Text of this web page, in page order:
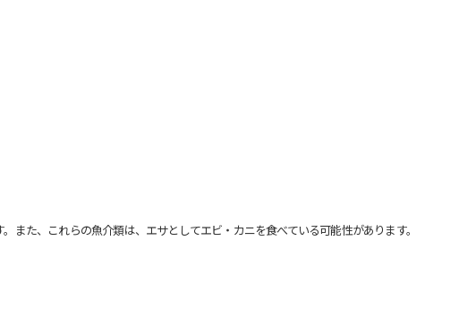
た、これらの魚介類は、エサとしてエビ・カニを食べている可能性があります。